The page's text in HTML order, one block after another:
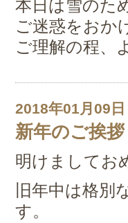
本日は雪のた
ご迷惑をおか
ご理解の程、
2018年01月09日
新年のご挨拶
明けましてお
旧年中は格別
す。